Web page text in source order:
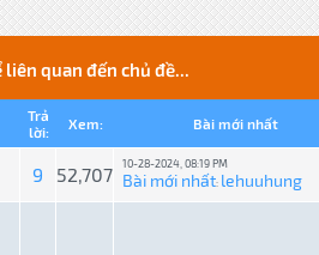
liên quan đến chủ đề...
Trả
lời:
Xem: Bài mới nhất
9 52,707 10-28-2024, 08:19 PM
Bài mới nhất: lehuuhung